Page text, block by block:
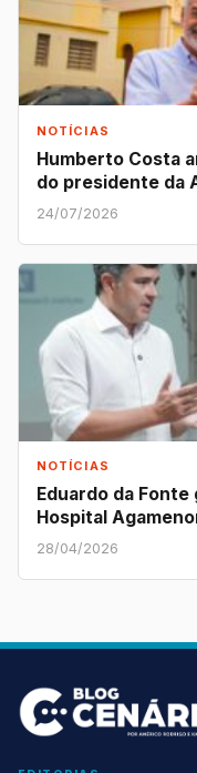
NOTÍCIAS
Humberto Costa
do presidente da
24/07/2026
NOTÍCIAS
Eduardo da
Hospital
28/04/2026